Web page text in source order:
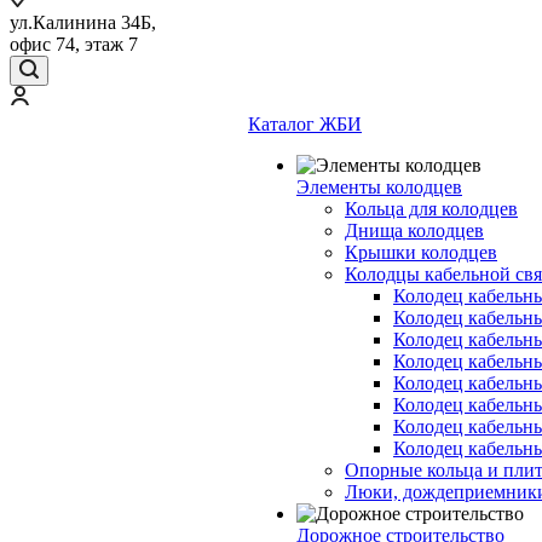
ул.Калинина 34Б,
офис 74, этаж 7
Каталог ЖБИ
Элементы колодцев
Кольца для колодцев
Днища колодцев
Крышки колодцев
Колодцы кабельной
Колодец
Колодец
Колодец
Колодец
Колодец
Колодец
Колодец
Колодец
Опорные кольца и
Люки,
Дорожное строительство